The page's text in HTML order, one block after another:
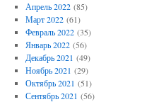
Апрель 2022(85)
Март 2022(61)
Февраль 2022(35)
Январь 2022(56)
Декабрь 2021 (49)
Ноябрь 2021 (29)
Октябрь 2021 (51)
Сентябрь 2021 (56)